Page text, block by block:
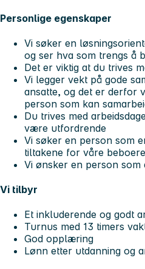
Personlige egenskaper
Vi søker en
og ser hva som trengs å
Det er viktig at du trives
Vi legger vekt på gode
ansatte, og det er derfor
person som kan
Du trives med
være utfordrende
Vi søker en person som
tiltakene for våre beboere
Vi ønsker en person som
Vi tilbyr
Et inkluderende og godt
Turnus med 13 timers
God opplæring
Lønn etter utdanning og